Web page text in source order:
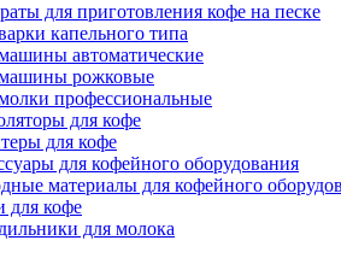
для приготовления кофе на песке
капельного типа
автоматические
рожковые
профессиональные
для кофе
для кофе
для кофейного оборудования
материалы для кофейного
для кофе
для молока